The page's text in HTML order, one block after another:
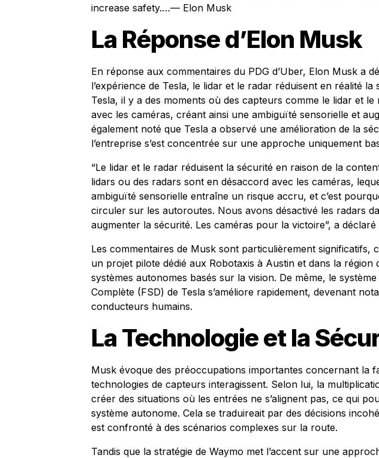
increase safety.…— Elon Musk
La Réponse d’Elon Musk
En réponse aux commentaires du PDG d’Uber, Elon Musk a
l’expérience de Tesla, le lidar et le radar réduisent en réalité la
Tesla, il y a des moments où des capteurs comme le lidar et
avec les caméras, créant ainsi une ambiguïté sensorielle et
également noté que Tesla a observé une amélioration de la
l’entreprise s’est concentrée sur une approche uniquement
“Le lidar et le radar réduisent la sécurité en raison de la
lidars ou des radars sont en désaccord avec les caméras,
ambiguïté sensorielle entraîne un risque accru, et c’est
circuler sur les autoroutes. Nous avons désactivé les radars
augmenter la sécurité. Les caméras pour la victoire”, a déclaré
Les commentaires de Musk sont particulièrement significatifs,
un projet pilote dédié aux Robotaxis à Austin et dans la région
systèmes autonomes basés sur la vision. De même, le
Complète (FSD) de Tesla s’améliore rapidement, devenant
conducteurs humains.
La Technologie et la
Musk évoque des préoccupations importantes concernant la
technologies de capteurs interagissent. Selon lui, la
créer des situations où les entrées ne s’alignent pas, ce qui
système autonome. Cela se traduireait par des décisions
est confronté à des scénarios complexes sur la route.
Tandis que la stratégie de Waymo met l’accent sur une